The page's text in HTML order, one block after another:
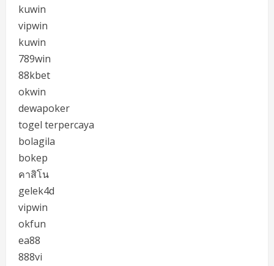
kuwin
vipwin
kuwin
789win
88kbet
okwin
dewapoker
togel terpercaya
bolagila
bokep
คาสิโน
gelek4d
vipwin
okfun
ea88
888vi